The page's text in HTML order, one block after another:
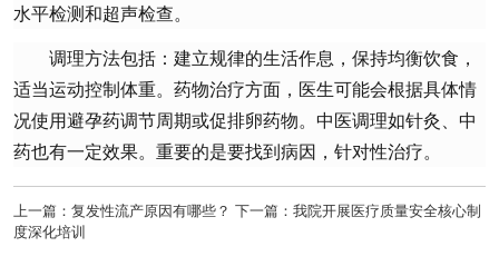
水平检测和超声检查。
调理方法包括：建立规律的生活作息，保持均衡饮食，
适当运动控制体重。药物治疗方面，医生可能会根据具体情
况使用避孕药调节周期或促排卵药物。中医调理如针灸、中
药也有一定效果。重要的是要找到病因，针对性治疗。
上一篇： 复发性流产原因有哪些？ 下一篇： 我院开展医疗质量安全核心制
度深化培训